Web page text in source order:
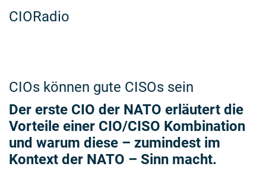
CIORadio
CIOs können gute CISOs sein
Der erste CIO der NATO erläutert die
Vorteile einer CIO/CISO Kombination
und warum diese – zumindest im
Kontext der NATO – Sinn macht.